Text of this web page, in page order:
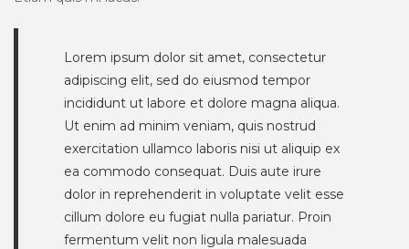
Lorem ipsum dolor sit amet, consectetur
adipiscing elit, sed do eiusmod tempor
incididunt ut labore et dolore magna aliqua.
Ut enim ad minim veniam, quis nostrud
exercitation ullamco laboris nisi ut aliquip ex
ea commodo consequat. Duis aute irure
dolor in reprehenderit in voluptate velit esse
cillum dolore eu fugiat nulla pariatur. Proin
fermentum velit non ligula malesuada